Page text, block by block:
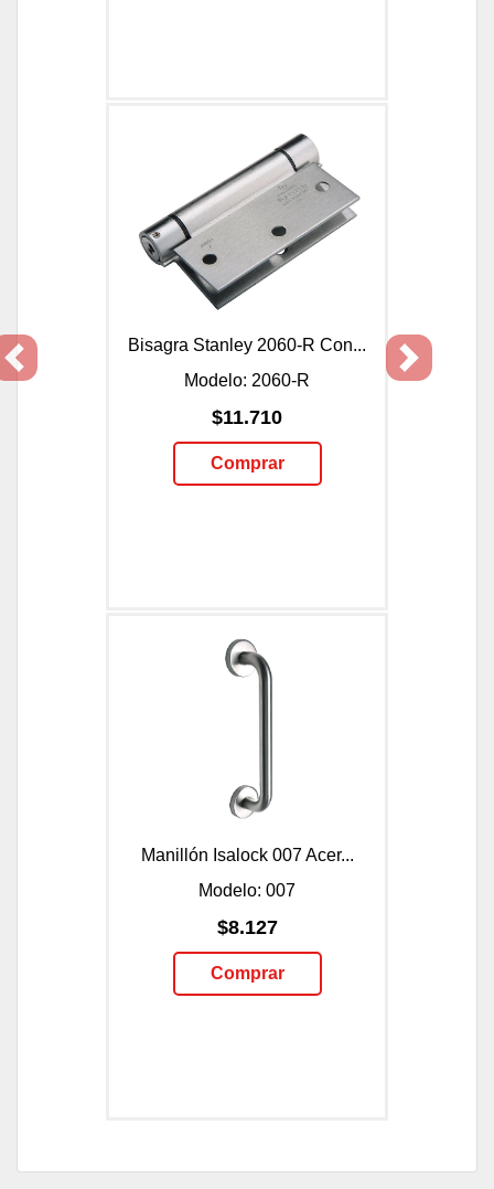
Bisagra Stanley 2060-R Con...
Modelo: 2060-R
$11.710
Comprar
Manillón Isalock 007 Acer...
Modelo: 007
$8.127
Comprar
Previous Next